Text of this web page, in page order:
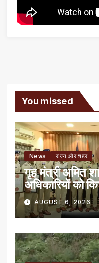
You missed
News राज्य और शहर
गृह मंत्री अमित
अधिकारियों को
AUGUST 6, 2026